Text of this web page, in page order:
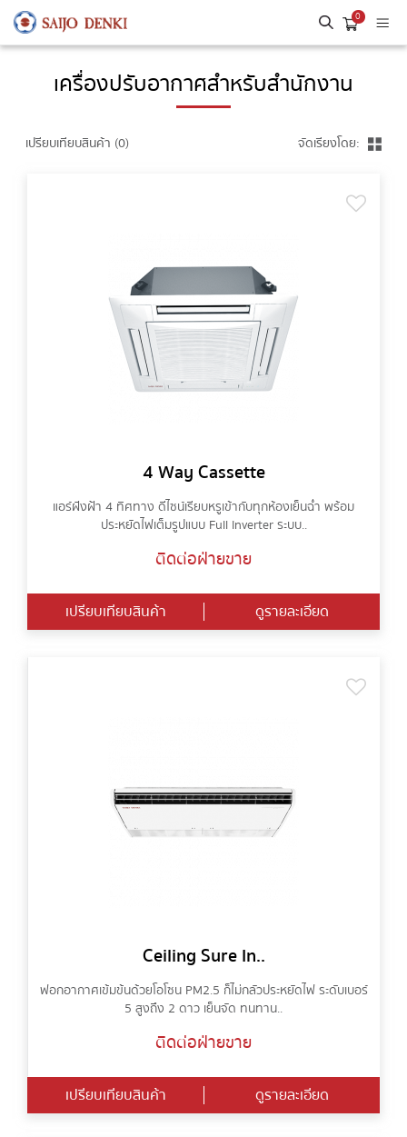
0
เครื่องปรับอากาศสำหรับสำนักงาน
เปรียบเทียบสินค้า (0) จัดเรียงโดย:
4 Way Cassette
แอร์ฝังฝ้า 4 ทิศทาง ดีไซน์เรียบหรูเข้ากับทุกห้องเย็นฉ่ำ พร้อม
ประหยัดไฟเต็มรูปแบบ Full Inverter ระบบ..
ติดต่อฝ่ายขาย
เปรียบเทียบสินค้า ดูรายละเอียด
Ceiling Sure In..
ฟอกอากาศเข้มข้นด้วยโอโซน PM2.5 ก็ไม่กลัวประหยัดไฟ ระดับเบอร์
5 สูงถึง 2 ดาว เย็นจัด ทนทาน..
ติดต่อฝ่ายขาย
เปรียบเทียบสินค้า ดูรายละเอียด